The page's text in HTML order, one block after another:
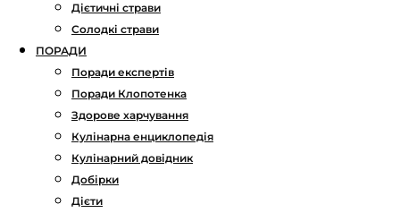
Дієтичні страви
Солодкі страви
ПОРАДИ
Поради експертів
Поради Клопотенка
Здорове харчування
Кулінарна енциклопедія
Кулінарний довідник
Добірки
Дієти